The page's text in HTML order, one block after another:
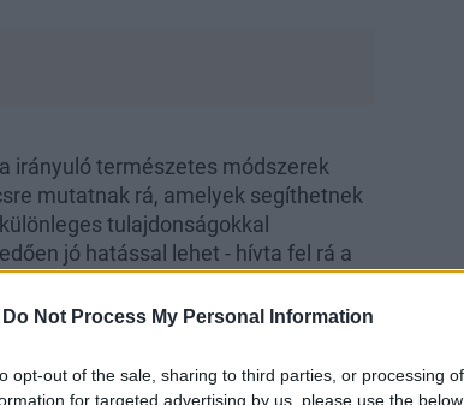
Do Not Process My Personal Information
opt-out of the sale, sharing to third parties, or processing
for targeted advertising by us, please use the
irányuló természetes módszerek
mutatnak rá, amelyek segíthetnek
tulajdonságokkal
jó hatással lehet - hívta fel rá a
remek választás rendszeresen